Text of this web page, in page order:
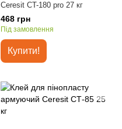
Ceresit CT-180 pro 27 кг
468 грн
Під замовлення
Купити!